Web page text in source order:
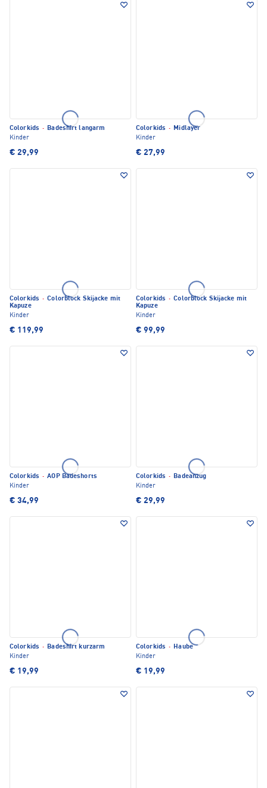
Colorkids · Badeshirt langarm
Kinder
€ 29,99
Colorkids · Midlayer
Kinder
€ 27,99
Colorkids · Colorblock Skijacke mit
Kapuze
Kinder
€ 119,99
Colorkids · Colorblock Skijacke mit
Kapuze
Kinder
€ 99,99
Colorkids · AOP Badeshorts
Kinder
€ 34,99
Colorkids · Badeanzug
Kinder
€ 29,99
Colorkids · Badeshirt kurzarm
Kinder
€ 19,99
Colorkids · Haube
Kinder
€ 19,99